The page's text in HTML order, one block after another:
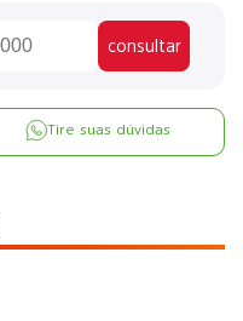
consultar
Tire suas dúvidas